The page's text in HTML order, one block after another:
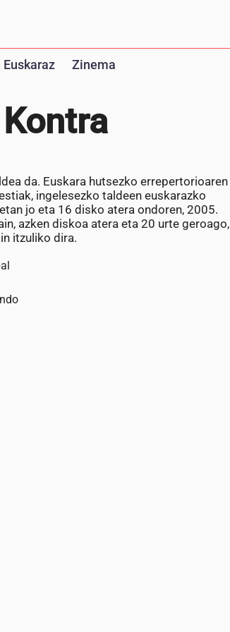
Euskaraz Zinema
da. Euskara hutsezko errepertorioaren
ingelesezko taldeen euskarazko
jo eta 16 disko atera ondoren, 2005.
azken diskoa atera eta 20 urte geroago,
itzuliko dira.